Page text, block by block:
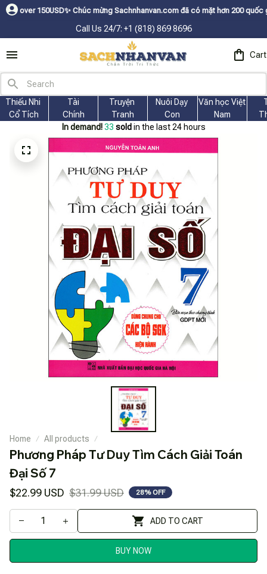
ㅤ✨Chúc mừng Sachnhanvan.com đã có mặt hơn 200 quốc gia như Mỹ,
Call Us 24/7: +1 (818) 869 8696
Cart
Thiếu Nhi
Cổ Tích
Tài
Chính
Truyện
Tranh
Nuôi Dạy
Con
Văn học Việt
Nam
In demand! 33 sold in the last 24 hours
Home All products
Phương Pháp Tư Duy Tìm Cách Giải Toán
Đại Số 7
$22.99 USD $31.99 USD 28% OFF
ADD TO CART
BUY NOW